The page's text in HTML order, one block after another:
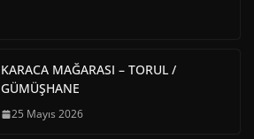
KARACA MAĞARASI – TORUL /
GÜMÜŞHANE
25 Mayıs 2026